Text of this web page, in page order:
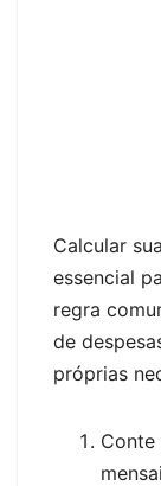
Calcular
essencial
regra
de
próprias
Conte